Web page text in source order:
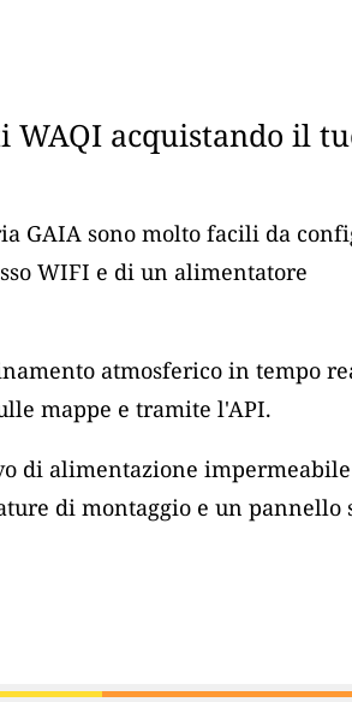
WAQI acquistando il
GAIA sono molto facili da
WIFI e di un alimentatore
atmosferico in tempo
mappe e tramite l'API.
di alimentazione
di montaggio e un pannello